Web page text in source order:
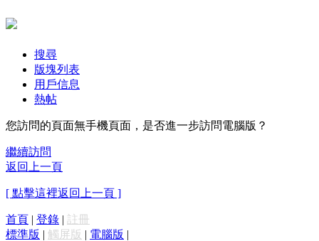
搜尋
版塊列表
用戶信息
熱帖
您訪問的頁面無手機頁面，是否進一步訪問電腦版？
繼續訪問
返回上一頁
[ 點擊這裡返回上一頁 ]
首頁 | 登錄 | 註冊
標準版 | 觸屏版 | 電腦版 |